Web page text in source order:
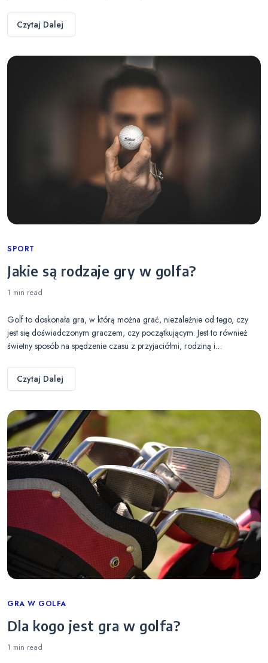
Czytaj Dalej
Categories
SPORT
Jakie są rodzaje gry w golfa?
1 min read
Golf to doskonała gra, w którą można grać, niezależnie od tego, czy
jest się doświadczonym graczem, czy początkującym. Jest to również
świetny sposób na spędzenie czasu z przyjaciółmi, rodziną i…
Czytaj Dalej
Categories
GRA W GOLFA
Dla kogo jest gra w golfa?
1 min read